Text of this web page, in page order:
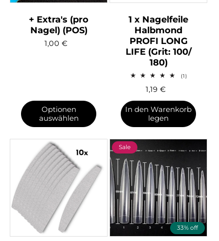
+ Extra's (pro
Nagel) (POS)
1,00 €
Optionen
auswählen
1 x Nagelfeile
Halbmond
PROFI LONG
LIFE (Grit: 100/
180)
(1)1
1,19 €
In den Warenkorb
legen
33% off
Sale